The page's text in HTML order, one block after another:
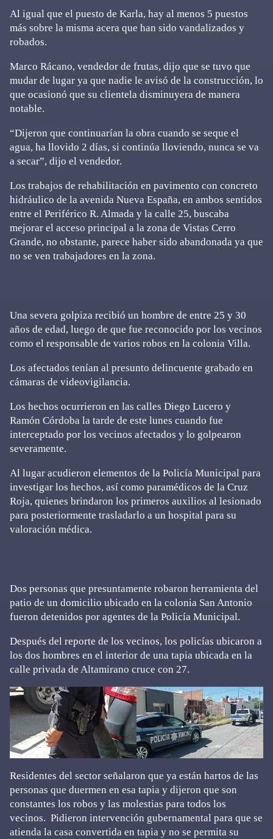
Al igual que el puesto de Karla, hay al menos 5 puestos
más sobre la misma acera que han sido vandalizados y
robados.
Marco Rácano, vendedor de frutas, dijo que se tuvo que
mudar de lugar ya que nadie le avisó de la construcción, lo
que ocasionó que su clientela disminuyera de manera
notable.
“Dijeron que continuarían la obra cuando se seque el
agua, ha llovido 2 días, si continúa lloviendo, nunca se va
a secar”, dijo el vendedor.
Los trabajos de rehabilitación en pavimento con concreto
hidráulico de la avenida Nueva España, en ambos sentidos
entre el Periférico R. Almada y la calle 25, buscaba
mejorar el acceso principal a la zona de Vistas Cerro
Grande, no obstante, parece haber sido abandonada ya que
no se ven trabajadores en la zona.
Una severa golpiza recibió un hombre de entre 25 y 30
años de edad, luego de que fue reconocido por los vecinos
como el responsable de varios robos en la colonia Villa.
Los afectados tenían al presunto delincuente grabado en
cámaras de videovigilancia.
Los hechos ocurrieron en las calles Diego Lucero y
Ramón Córdoba la tarde de este lunes cuando fue
interceptado por los vecinos afectados y lo golpearon
severamente.
Al lugar acudieron elementos de la Policía Municipal para
investigar los hechos, así como paramédicos de la Cruz
Roja, quienes brindaron los primeros auxilios al lesionado
para posteriormente trasladarlo a un hospital para su
valoración médica.
Dos personas que presuntamente robaron herramienta del
patio de un domicilio ubicado en la colonia San Antonio
fueron detenidos por agentes de la Policía Municipal.
Después del reporte de los vecinos, los policías ubicaron a
los dos hombres en el interior de una tapia ubicada en la
calle privada de Altamirano cruce con 27.
Residentes del sector señalaron que ya están hartos de las
personas que duermen en esa tapia y dijeron que son
constantes los robos y las molestias para todos los
vecinos. Pidieron intervención gubernamental para que se
atienda la casa convertida en tapia y no se permita su